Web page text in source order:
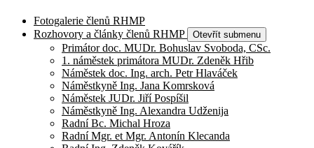
Fotogalerie členů RHMP
Rozhovory a články členů RHMP
Otevřít submenu
Primátor doc. MUDr. Bohuslav Svoboda, CSc.
1. náměstek primátora MUDr. Zdeněk Hřib
Náměstek doc. Ing. arch. Petr Hlaváček
Náměstkyně Ing. Jana Komrsková
Náměstek JUDr. Jiří Pospíšil
Náměstkyně Ing. Alexandra Udženija
Radní Bc. Michal Hroza
Radní Mgr. et Mgr. Antonín Klecanda